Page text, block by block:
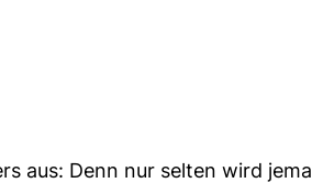
aus: Denn nur selten wird